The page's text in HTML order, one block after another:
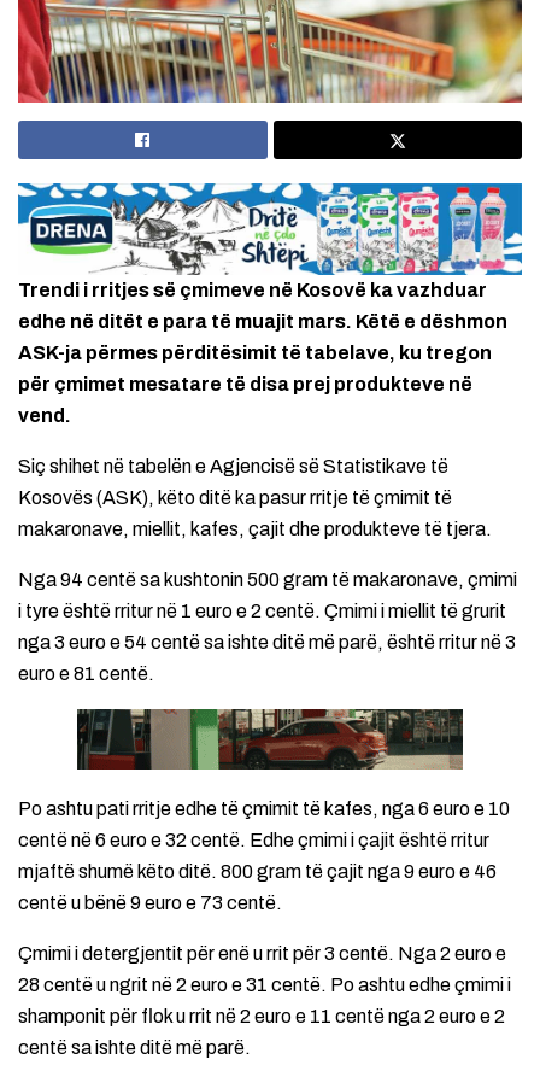
Trendi i rritjes së çmimeve në Kosovë ka vazhduar
edhe në ditët e para të muajit mars. Këtë e dëshmon
ASK-ja përmes përditësimit të tabelave, ku tregon
për çmimet mesatare të disa prej produkteve në
vend.
Siç shihet në tabelën e Agjencisë së Statistikave të
Kosovës (ASK), këto ditë ka pasur rritje të çmimit të
makaronave, miellit, kafes, çajit dhe produkteve të tjera.
Nga 94 centë sa kushtonin 500 gram të makaronave, çmimi
i tyre është rritur në 1 euro e 2 centë. Çmimi i miellit të grurit
nga 3 euro e 54 centë sa ishte ditë më parë, është rritur në 3
euro e 81 centë.
Po ashtu pati rritje edhe të çmimit të kafes, nga 6 euro e 10
centë në 6 euro e 32 centë. Edhe çmimi i çajit është rritur
mjaftë shumë këto ditë. 800 gram të çajit nga 9 euro e 46
centë u bënë 9 euro e 73 centë.
Çmimi i detergjentit për enë u rrit për 3 centë. Nga 2 euro e
28 centë u ngrit në 2 euro e 31 centë. Po ashtu edhe çmimi i
shamponit për flok u rrit në 2 euro e 11 centë nga 2 euro e 2
centë sa ishte ditë më parë.